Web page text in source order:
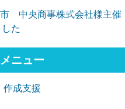
中央商事株式会社様主
た
ニュー
作成支援